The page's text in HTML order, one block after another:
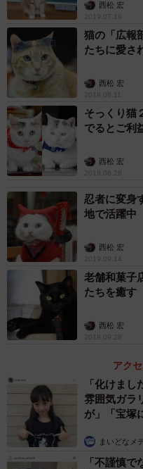
当時、東京から一緒に連
（メス）がいました。こ
くで誰かから水をかけら
ろを保護した子。私が初
猫同士、気が合うのか、
愛がってくれました。
西松 宏
2019.07.16
猫の「広報
たちに愛さ
西松 宏
2019.08.11
そっくり猫
でるとご利
西松 宏
2019.08.28
忍者に変身
地で活躍中
西松 宏
2019.09.14
老舗和菓子
たちを癒す
西松 宏
2019.09.28
アク
「化けま
雰囲気ガラ
が」「宝塚
まいどなメ
「不謹慎